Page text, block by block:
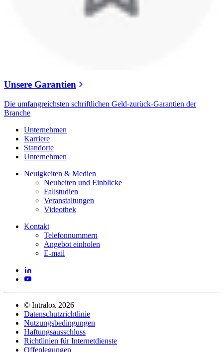
Unsere Garantien
Die umfangreichsten schriftlichen Geld-zurück-Garantien der
Branche
Unternehmen
Karriere
Standorte
Unternehmen
Neuigkeiten & Medien
Neuheiten und Einblicke
Fallstudien
Veranstaltungen
Videothek
Kontakt
Telefonnummern
Angebot einholen
E-mail
© Intralox 2026
Datenschutzrichtlinie
Nutzungsbedingungen
Haftungsausschluss
Richtlinien für Internetdienste
Offenlegungen